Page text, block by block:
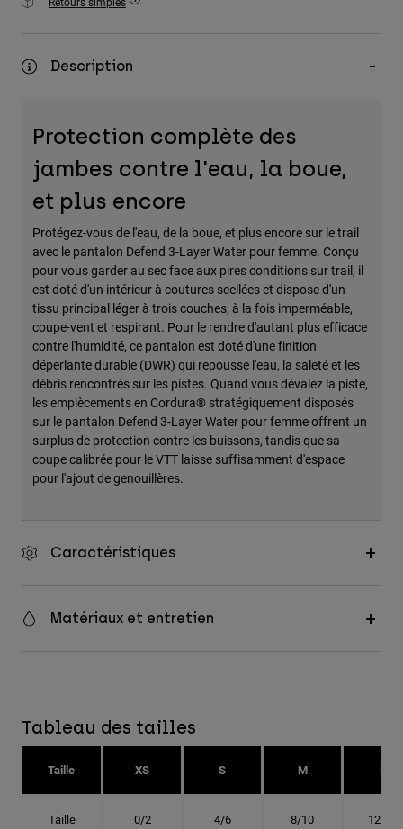
Accessoires
Voir tout
Description
Protection complète des
jambes contre l'eau, la boue,
et plus encore
Protégez-vous de l'eau, de la boue, et plus encore sur le trail
avec le pantalon Defend 3-Layer Water pour femme. Conçu
pour vous garder au sec face aux pires conditions sur trail, il
est doté d'un intérieur à coutures scellées et dispose d'un
tissu principal léger à trois couches, à la fois imperméable,
coupe-vent et respirant. Pour le rendre d'autant plus efficace
contre l'humidité, ce pantalon est doté d'une finition
déperlante durable (DWR) qui repousse l'eau, la saleté et les
débris rencontrés sur les pistes. Quand vous dévalez la piste,
les empiècements en Cordura® stratégiquement disposés
sur le pantalon Defend 3-Layer Water pour femme offrent un
surplus de protection contre les buissons, tandis que sa
coupe calibrée pour le VTT laisse suffisamment d'espace
pour l'ajout de genouillères.
Caractéristiques
Matériaux et entretien
Tableau des tailles
Taille XS S M L
Taille 0/2 4/6 8/10 12/14